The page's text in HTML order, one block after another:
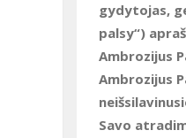
gydytojas,
palsy“)
Ambrozijus
Ambrozijus
Savo